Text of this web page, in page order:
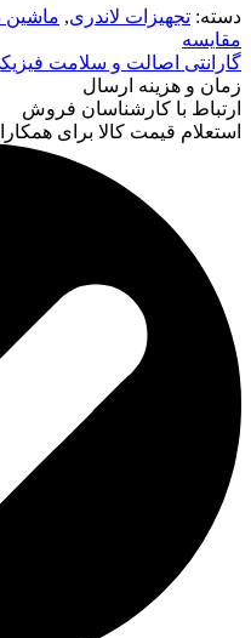
دسته: تجهیزات لاندری,
مقایسه
گارانتی اصالت و سلامت
زمان و هزینه ارسال
ارتباط با کارشناسان فروش
استعلام قیمت کالا برای